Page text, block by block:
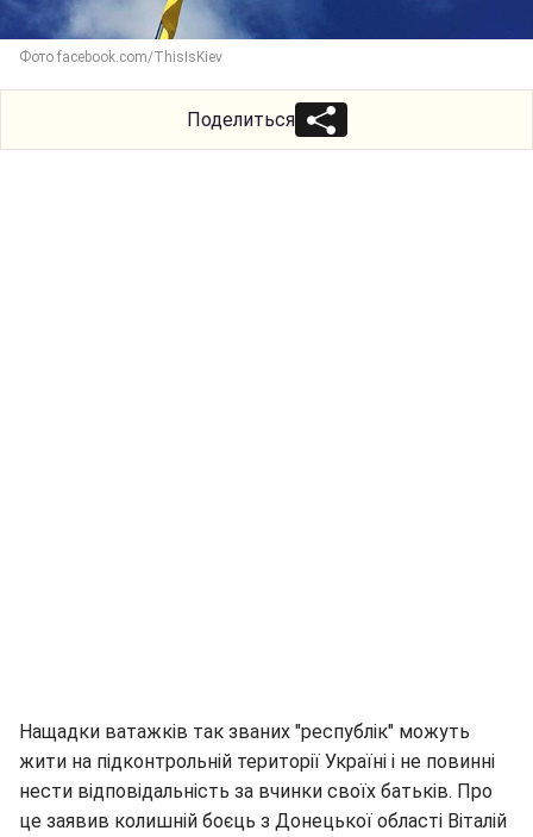
Фото facebook.com/ThisIsKiev
Поделиться
Нащадки ватажків так званих "республік" можуть
жити на підконтрольній території Україні і не повинні
нести відповідальність за вчинки своїх батьків. Про
це заявив колишній боєць з Донецької області Віталій